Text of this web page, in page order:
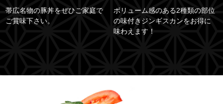
帯広名物の豚丼をぜひご家庭で
ご賞味下さい。
ボリューム感のある2種類の部位
の味付きジンギスカンをお得に
味わえます！